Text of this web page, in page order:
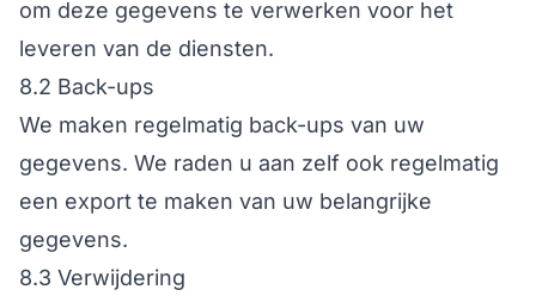
om deze gegevens te verwerken voor het
leveren van de diensten.
8.2 Back-ups
We maken regelmatig back-ups van uw
gegevens. We raden u aan zelf ook regelmatig
een export te maken van uw belangrijke
gegevens.
8.3 Verwijdering